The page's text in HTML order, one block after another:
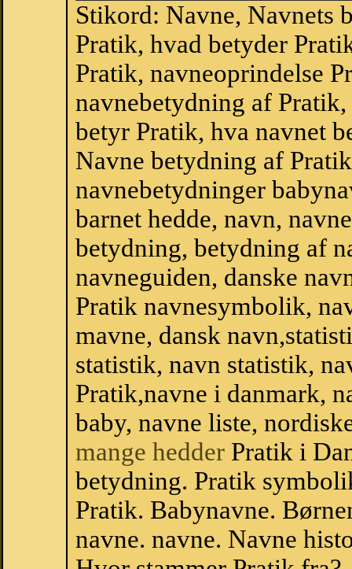
Stikord: Navne, Navnets
Pratik, hvad betyder
Pratik, navneoprindelse
navnebetydning af
betyr Pratik, hva navnet
Navne betydning af
navnebetydninger
barnet hedde, navn,
betydning, betydning af
navneguiden, danske
Pratik navnesymbolik,
mavne, dansk
statistik, navn statistik,
Pratik,navne i danmark,
baby, navne liste,
mange hedder Pratik i
betydning. Pratik
Pratik. Babynavne.
navne. navne. Navne